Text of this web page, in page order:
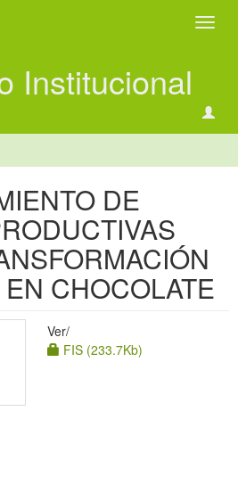
Institucional
DE
CHOCOLATE
Ver/
FIS (233.7Kb)